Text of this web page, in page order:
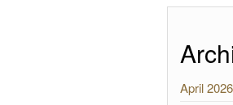
April 2026